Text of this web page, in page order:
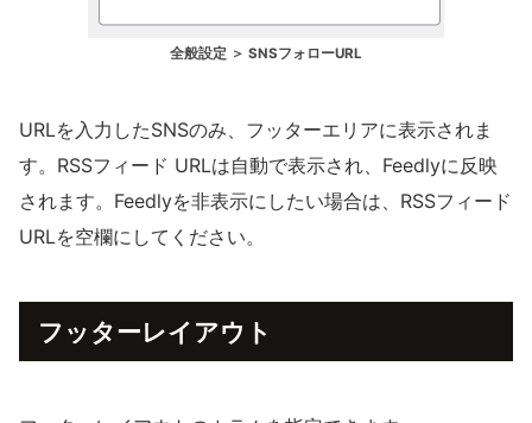
全般設定 ＞ SNSフォローURL
URLを入力したSNSのみ、フッターエリアに表示されま
す。RSSフィード URLは自動で表示され、Feedlyに反映
されます。Feedlyを非表示にしたい場合は、RSSフィード
URLを空欄にしてください。
フッターレイアウト